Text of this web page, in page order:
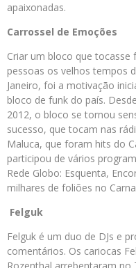
apaixonadas.
Carrossel de Emoções
Criar um bloco que tocasse
pessoas os velhos tempos
Janeiro, foi a motivação
bloco de funk do país.
2012, o bloco se tornou
sucesso, que tocam nas
Maluca, que foram hits do
participou de vários
Rede Globo: Esquenta,
milhares de foliões no
Felguk
Felguk é um duo de DJs e
comentários. Os cariocas